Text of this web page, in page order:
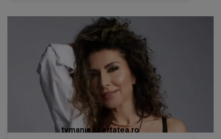
tvmania.libertatea.ro